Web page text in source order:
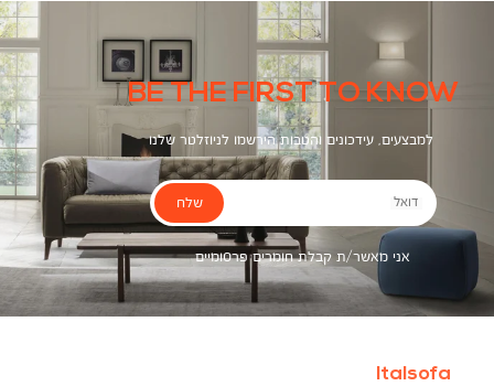
BE THE FIRST TO KNOW
למבצעים, עידכונים והטבות הירשמו לניוזלטר שלנו
דואל
אני מאשר/ת קבלת חומרים פרסומיים
שלח
Italsofa